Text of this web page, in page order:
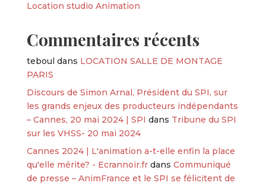
Location studio Animation
Commentaires récents
teboul dans LOCATION SALLE DE MONTAGE
PARIS
Discours de Simon Arnal, Président du SPI, sur
les grands enjeux des producteurs indépendants
– Cannes, 20 mai 2024 | SPI dans Tribune du SPI
sur les VHSS- 20 mai 2024
Cannes 2024 | L'animation a-t-elle enfin la place
qu'elle mérite? - Ecrannoir.frdans Communiqué
de presse – AnimFrance et le SPI se félicitent de